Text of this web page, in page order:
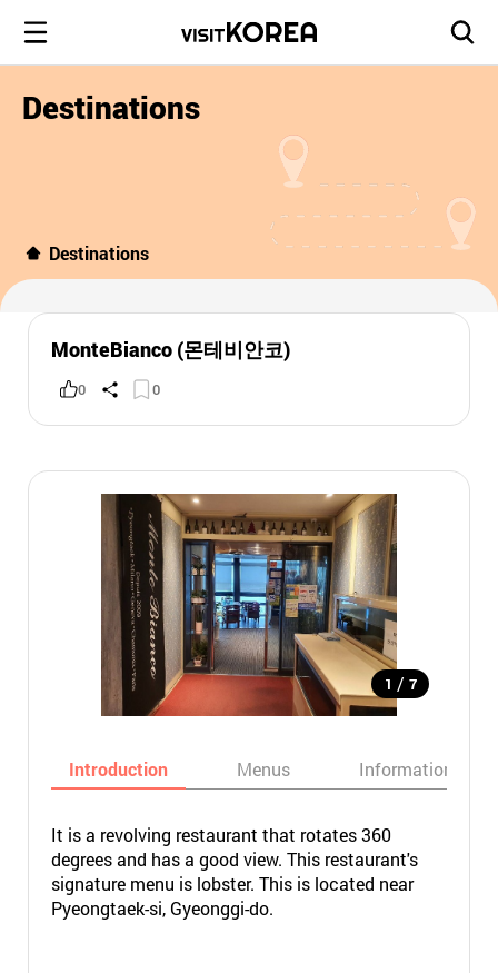
Destinations
Destinations
MonteBianco (몬테비안코)
0 0
1 / 7
Introduction Menus Informations
It is a revolving restaurant that rotates 360
degrees and has a good view. This restaurant's
signature menu is lobster. This is located near
Pyeongtaek-si, Gyeonggi-do.